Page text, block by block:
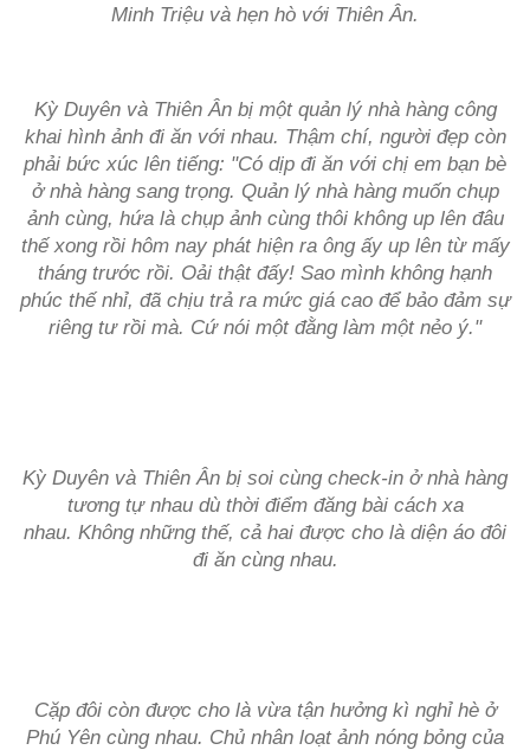
Minh Triệu và hẹn hò với Thiên Ân.
Kỳ Duyên và Thiên Ân bị một quản lý nhà hàng công
khai hình ảnh đi ăn với nhau. Thậm chí, người đẹp còn
phải bức xúc lên tiếng: "Có dịp đi ăn với chị em bạn bè
ở nhà hàng sang trọng. Quản lý nhà hàng muốn chụp
ảnh cùng, hứa là chụp ảnh cùng thôi không up lên đâu
thế xong rồi hôm nay phát hiện ra ông ấy up lên từ mấy
tháng trước rồi. Oải thật đấy! Sao mình không hạnh
phúc thế nhỉ, đã chịu trả ra mức giá cao để bảo đảm sự
riêng tư rồi mà. Cứ nói một đằng làm một nẻo ý."
Kỳ Duyên và Thiên Ân bị soi cùng check-in ở nhà hàng
tương tự nhau dù thời điểm đăng bài cách xa
nhau. Không những thế, cả hai được cho là diện áo đôi
đi ăn cùng nhau.
Cặp đôi còn được cho là vừa tận hưởng kì nghỉ hè ở
Phú Yên cùng nhau. Chủ nhân loạt ảnh nóng bỏng của